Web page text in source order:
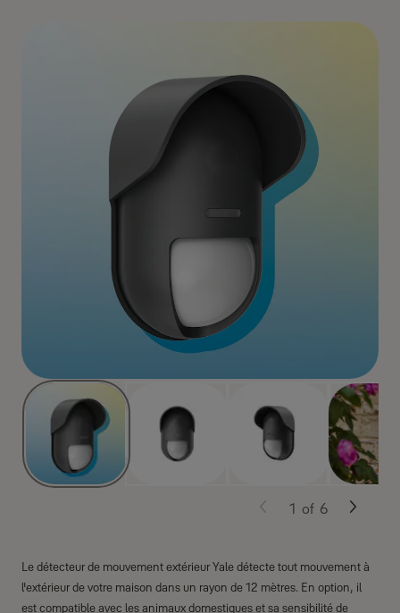
Le détecteur de mouvement extérieur Yale détecte tout mouvement à
l'extérieur de votre maison dans un rayon de 12 mètres. En option, il
est compatible avec les animaux domestiques et sa sensibilité de
1 of 6